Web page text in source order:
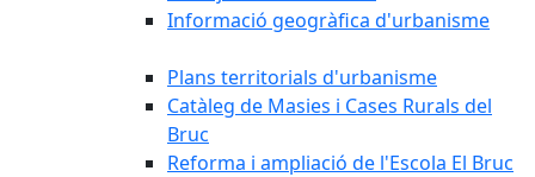
Informació geogràfica d'urbanisme
Plans territorials d'urbanisme
Catàleg de Masies i Cases Rurals del
Bruc
Reforma i ampliació de l'Escola El Bruc